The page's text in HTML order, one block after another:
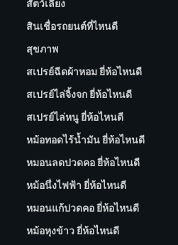
สัตว์เลี้ยง
สินเชื่อรถยนต์ที่ไหนดี
สุขภาพ
สเปรย์ฉีดผ้าหอม ยี่ห้อไหนดี
สเปรย์ไล่จิ้งจก ยี่ห้อไหนดี
สเปรย์ไล่หนู ยี่ห้อไหนดี
หม้อทอดไร้น้ำมัน ยี่ห้อไหนดี
หมอนลดปวดคอ ยี่ห้อไหนดี
หม้อนึ่งไฟฟ้า ยี่ห้อไหนดี
หมอนแก้ปวดคอ ยี่ห้อไหนดี
หม้อหุงข้าว ยี่ห้อไหนดี